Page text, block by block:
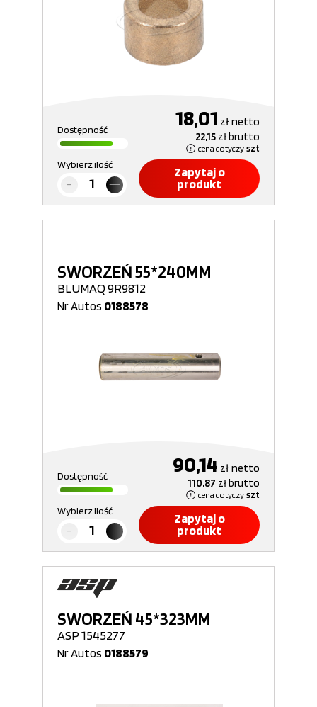
Dostępność 18,01 złnetto
22,15 złbrutto
cena dotyczy szt
Wybierz ilość
Zapytaj o
produkt
SWORZEŃ 55*240MM
BLUMAQ 9R9812
Nr Autos 0188578
Dostępność 90,14 złnetto
110,87 złbrutto
cena dotyczy szt
Wybierz ilość
Zapytaj o
produkt
SWORZEŃ 45*323MM
ASP 1545277
Nr Autos 0188579